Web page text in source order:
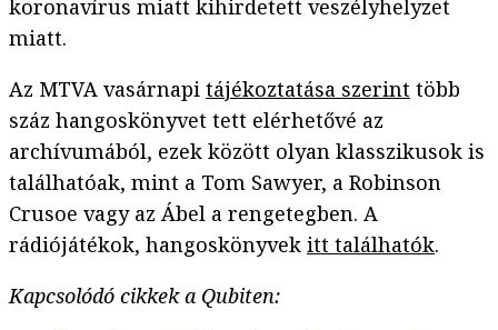
koronavírus miatt kihirdetett veszélyhelyzet
miatt.
Az MTVA vasárnapi tájékoztatása szerint több
száz hangoskönyvet tett elérhetővé az
archívumából, ezek között olyan klasszikusok is
találhatóak, mint a Tom Sawyer, a Robinson
Crusoe vagy az Ábel a rengetegben. A
rádiójátékok, hangoskönyvek itt találhatók.
Kapcsolódó cikkek a Qubiten: